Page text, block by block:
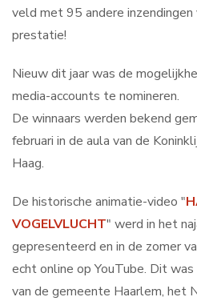
veld met 95 andere
prestatie!
Nieuw dit jaar was de
media-accounts te nomineren.
De winnaars werden bekend
februari in de aula van de
Haag.
De historische animatie-video "
VOGELVLUCHT" werd in het
gepresenteerd en in de zomer
echt online op YouTube. Dit
van de gemeente Haarlem, het